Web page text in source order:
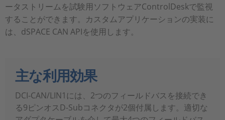
ータストリームを試験用ソフトウェアControlDeskで監視
することができます。カスタムアプリケーションの実装に
は、dSPACE CAN APIを使用します。
主な利用効果
DCI‑CAN/LIN1には、2つのフィールドバスを接続でき
る9ピンオスD-Subコネクタが2個付属します。適切な